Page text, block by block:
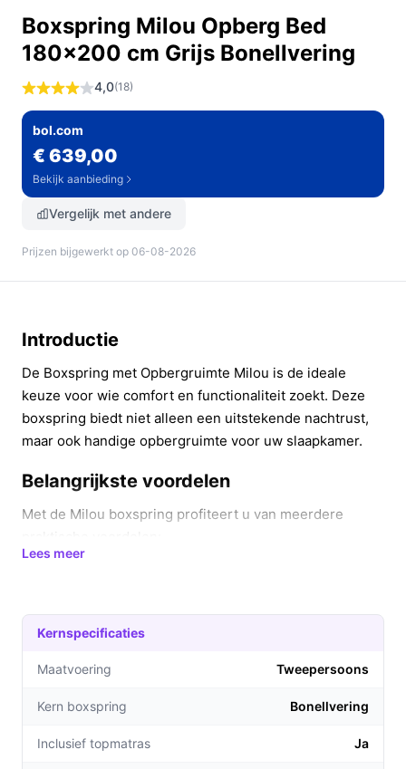
Boxspring Milou Opberg Bed
180x200 cm Grijs Bonellvering
4,0(18)
bol.com
€ 639,00
Bekijk aanbieding
Vergelijk met andere
Prijzen bijgewerkt op 06-08-2026
Introductie
De Boxspring met Opbergruimte Milou is de ideale
keuze voor wie comfort en functionaliteit zoekt. Deze
boxspring biedt niet alleen een uitstekende nachtrust,
maar ook handige opbergruimte voor uw slaapkamer.
Belangrijkste voordelen
Met de Milou boxspring profiteert u van meerdere
en andere spullen eenvoudig opbergen.
Hoogwaardig comfort:
bieden een medium hardheid, perfect voor een
zorgt voor extra ventilatie.
strakke hoofdbord passen in elke
Lees meer
Kernspecificaties
Maatvoering Tweepersoons
Kern boxspring Bonellvering
Inclusief topmatras Ja